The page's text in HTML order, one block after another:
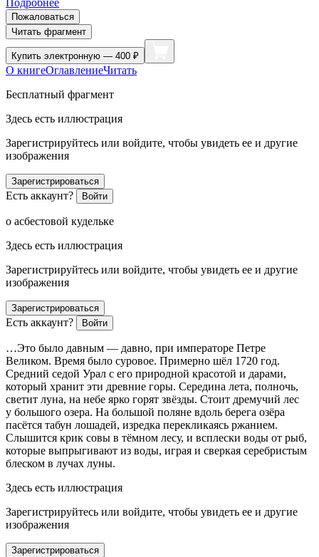
Подробнее
Пожаловаться
Читать фрагмент
Купить электронную — 400 ₽
О книгеОглавлениеЧитать
Бесплатный фрагмент
Здесь есть иллюстрация
Зарегистрируйтесь или войдите, чтобы увидеть ее и другие
изображения
Зарегистрироваться
Есть аккаунт? Войти
о асбестовой кудельке
Здесь есть иллюстрация
Зарегистрируйтесь или войдите, чтобы увидеть ее и другие
изображения
Зарегистрироваться
Есть аккаунт? Войти
…Это было давным — давно, при императоре Петре
Великом. Время было суровое. Примерно шёл 1720 год.
Средний седой Урал с его природной красотой и дарами,
который хранит эти древние горы. Середина лета, полночь,
светит луна, на небе ярко горят звёзды. Стоит дремучий лес
у большого озера. На большой поляне вдоль берега озёра
пасётся табун лошадей, изредка перекликаясь ржанием.
Слышится крик совы в тёмном лесу, и всплески воды от рыб,
которые выпрыгивают из воды, играя и сверкая серебристым
блеском в лучах луны.
Здесь есть иллюстрация
Зарегистрируйтесь или войдите, чтобы увидеть ее и другие
изображения
Зарегистрироваться